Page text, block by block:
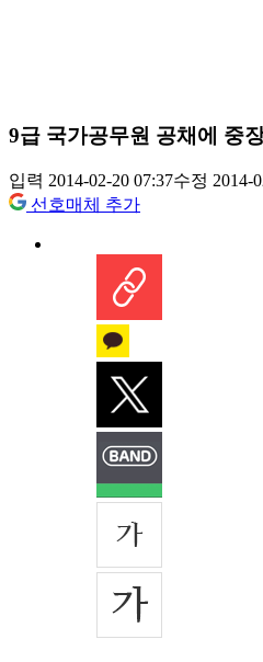
9급 국가공무원 공채에 중
입력 2014-02-20 07:37수정 2014-
선호매체 추가